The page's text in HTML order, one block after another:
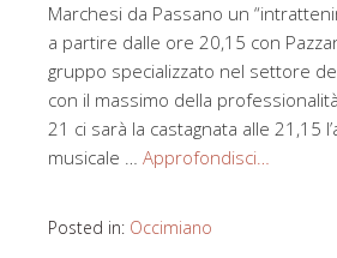
Marchesi da Passano un
a partire dalle ore 20,15 con
gruppo specializzato nel settore
con il massimo della
21 ci sarà la castagnata alle 21,15
musicale … Approfondisci…
Posted in: Occimiano